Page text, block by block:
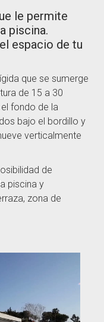
le permite
piscina.
espacio de tu
que se sumerge
de 15 a 30
fondo de la
bajo el bordillo y
verticalmente
de
piscina y
zona de